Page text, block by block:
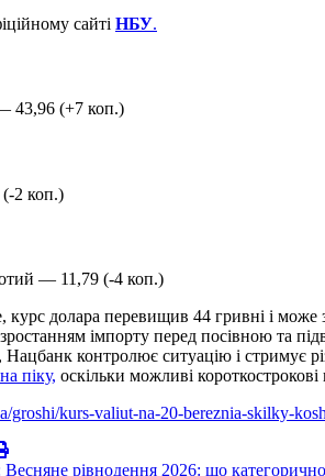
сайті НБУ.
43,96 (+7 коп.)
(-2 коп.)
— 11,79 (-4 коп.)
долара перевищив 44 гривні і
імпорту перед посівною та
Нацбанк контролює ситуацію і стримує
піку, оскільки можливі короткострокові
groshi/kurs-valiut-na-20-bereznia-skilky-
рівнодення 2026: що